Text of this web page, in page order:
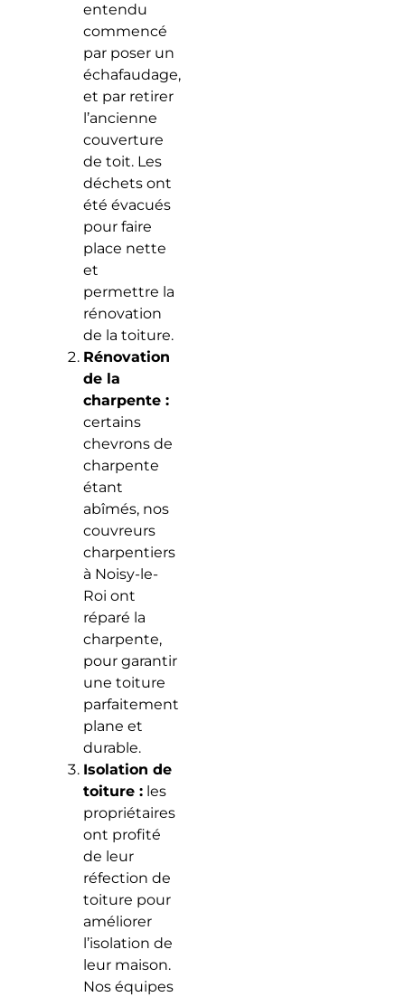
entendu
commencé
par poser un
échafaudage,
et par retirer
l’ancienne
couverture
de toit. Les
déchets ont
été évacués
pour faire
place nette
et
permettre la
rénovation
de la toiture.
Rénovation
de la
charpente :
certains
chevrons de
charpente
étant
abîmés, nos
couvreurs
charpentiers
à Noisy-le-
Roi ont
réparé la
charpente,
pour garantir
une toiture
parfaitement
plane et
durable.
Isolation de
toiture :les
propriétaires
ont profité
de leur
réfection de
toiture pour
améliorer
l’isolation de
leur maison.
Nos équipes